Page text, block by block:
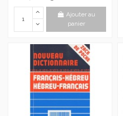
Ajouter au
panier